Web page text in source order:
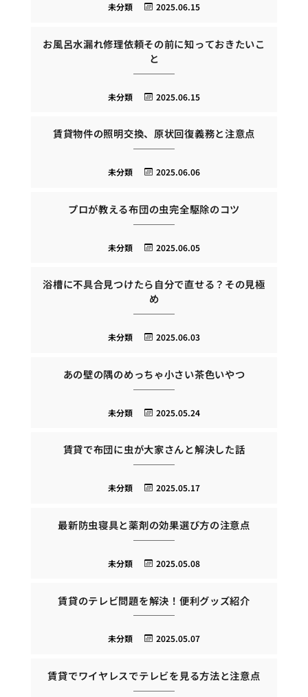
2025.06.15
未分類
お風呂水漏れ修理依頼その前に知っておきたいこ
と
2025.06.15
未分類
賃貸物件の照明交換、原状回復義務と注意点
2025.06.06
未分類
プロが教える布団の虫完全駆除のコツ
2025.06.05
未分類
浴槽に不具合見つけたら自分で直せる？その見極
め
2025.06.03
未分類
あの壁の隅のめっちゃ小さい茶色いやつ
2025.05.24
未分類
賃貸で布団に虫が大家さんと解決した話
2025.05.17
未分類
最新防虫寝具と薬剤の効果選び方の注意点
2025.05.08
未分類
賃貸のテレビ問題を解決！便利グッズ紹介
2025.05.07
未分類
賃貸でワイヤレスでテレビを見る方法と注意点